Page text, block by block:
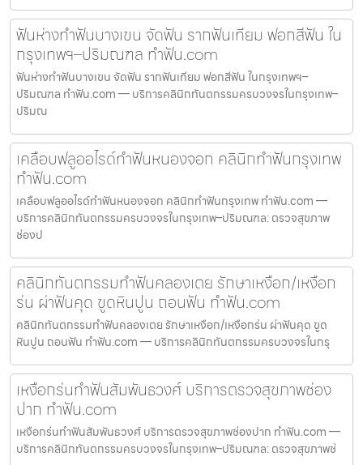
ฟันห่างทำฟันบางเขน จัดฟัน รากฟันเทียม ฟอกสีฟัน ใน
กรุงเทพฯ–ปริมณฑล ทำฟัน.com
ฟันห่างทำฟันบางเขน จัดฟัน รากฟันเทียม ฟอกสีฟัน ในกรุงเทพฯ–
ปริมณฑล ทำฟัน.com — บริการคลินิกทันตกรรมครบวงจรในกรุงเทพ–
ปริมณ
เคลือบฟลูออไรด์ทำฟันหนองจอก คลินิกทำฟันกรุงเทพ
ทำฟัน.com
เคลือบฟลูออไรด์ทำฟันหนองจอก คลินิกทำฟันกรุงเทพ ทำฟัน.com —
บริการคลินิกทันตกรรมครบวงจรในกรุงเทพ–ปริมณฑล: ตรวจสุขภาพ
ช่องป
คลินิกทันตกรรมทำฟันคลองเตย รักษาเหงือก/เหงือก
ร่น ผ่าฟันคุด ขูดหินปูน ถอนฟัน ทำฟัน.com
คลินิกทันตกรรมทำฟันคลองเตย รักษาเหงือก/เหงือกร่น ผ่าฟันคุด ขูด
หินปูน ถอนฟัน ทำฟัน.com — บริการคลินิกทันตกรรมครบวงจรในกรุ
เหงือกร่นทำฟันสัมพันธวงศ์ บริการตรวจสุขภาพช่อง
ปาก ทำฟัน.com
เหงือกร่นทำฟันสัมพันธวงศ์ บริการตรวจสุขภาพช่องปาก ทำฟัน.com —
บริการคลินิกทันตกรรมครบวงจรในกรุงเทพ–ปริมณฑล: ตรวจสุขภาพช่